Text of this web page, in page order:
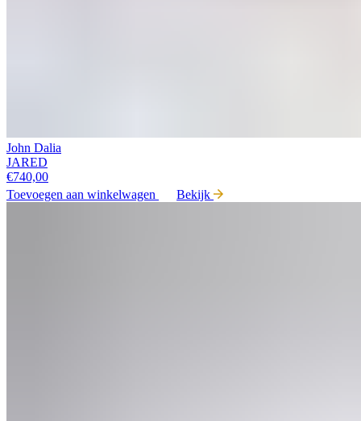
John Dalia
JARED
€740,00
Toevoegen aan winkelwagen
Bekijk